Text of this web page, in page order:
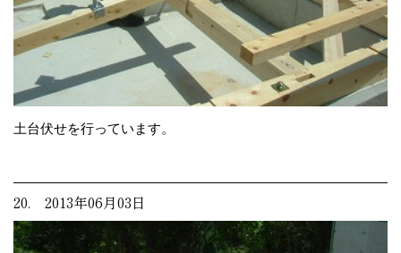
土台伏せを行っています。
20. 2013年06月03日